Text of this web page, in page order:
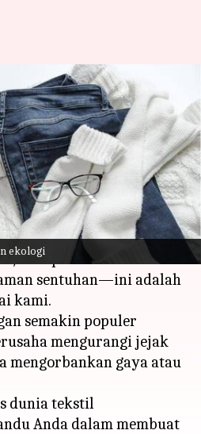
ekologi
pakaian
untuk
2024 11:22 am
bertemu dengan
kain pakaian kami lebih
sentuhan—ini adalah
kami.
semakin populer
mengurangi jejak
mengorbankan gaya atau
dunia tekstil
Anda dalam membuat